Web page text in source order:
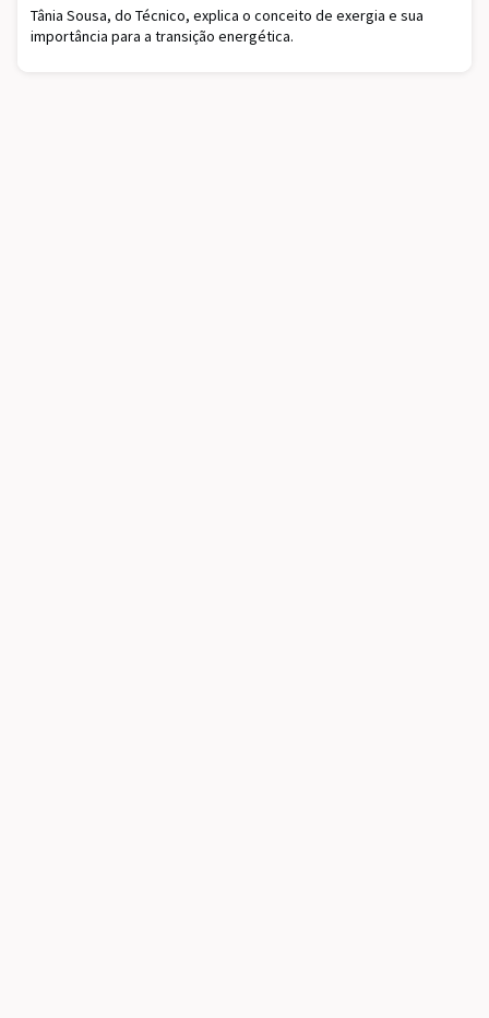
Tânia Sousa, do Técnico, explica o conceito de exergia e sua
importância para a transição energética.